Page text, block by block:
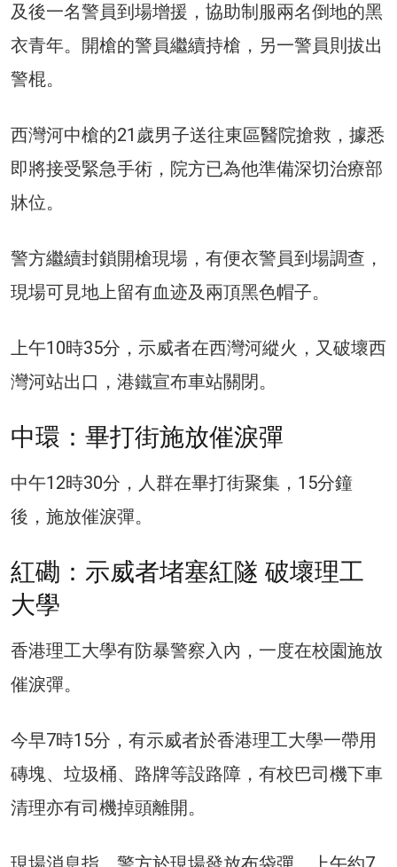
及後一名警員到場增援，協助制服兩名倒地的黑
衣青年。開槍的警員繼續持槍，另一警員則拔出
警棍。
西灣河中槍的21歲男子送往東區醫院搶救，據悉
即將接受緊急手術，院方已為他準備深切治療部
牀位。
警方繼續封鎖開槍現場，有便衣警員到場調查，
現場可見地上留有血迹及兩頂黑色帽子。
上午10時35分，示威者在西灣河縱火，又破壞西
灣河站出口，港鐵宣布車站關閉。
中環：畢打街施放催淚彈
中午12時30分，人群在畢打街聚集，15分鐘
後，施放催淚彈。
紅磡：示威者堵塞紅隧 破壞理工
大學
香港理工大學有防暴警察入內，一度在校園施放
催淚彈。
今早7時15分，有示威者於香港理工大學一帶用
磚塊、垃圾桶、路牌等設路障，有校巴司機下車
清理亦有司機掉頭離開。